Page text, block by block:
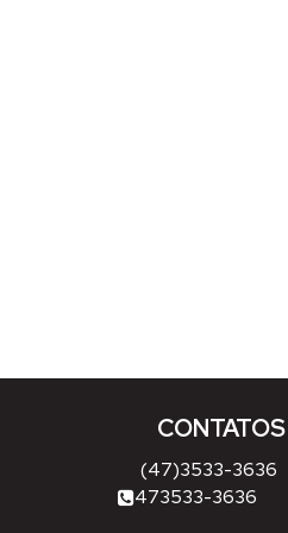
CONTATOS
(47)3533-3636
473533-3636